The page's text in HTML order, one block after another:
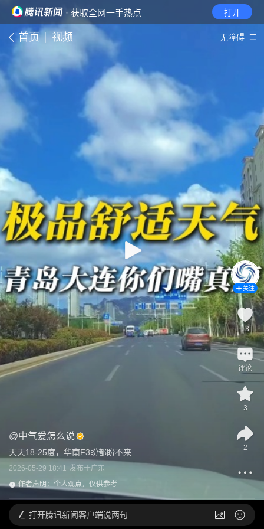
· 获取全网一手热点 打开
首页 视频 无障碍
@中气爱怎么说
天天18-25度，华南F3盼都盼不来
2026-05-29 18:41 发布于广东
作者声明：个人观点，仅供参考
关注
13
评论
3
2
打开腾讯新闻客户端说两句